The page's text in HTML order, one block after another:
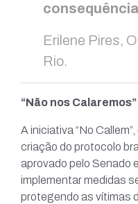
Erilene Pires,
Rio.
“Não nos Calaremos”
A iniciativa “No
criação do protocolo
aprovado pelo Senado
implementar medidas
protegendo as vítimas